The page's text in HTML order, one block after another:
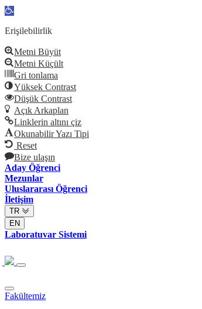
Open
Erişilebilirlik
Metni Büyüt
Metni Küçült
Gri tonlama
Yüksek Contrast
Düşük Contrast
Açık Arkaplan
Linklerin altını çiz
Okunabilir Yazı Tipi
Reset
Bize ulaşın
Aday Öğrenci
Mezunlar
Uluslararası Öğrenci
İletişim
TR
EN
Laboratuvar Sistemi
Fakültemiz